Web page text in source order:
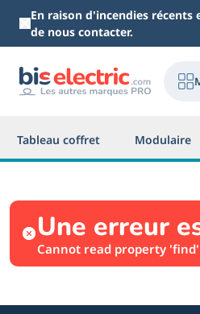
Aller au contenu principal
En raison d'incendies
de nous contacter.
Tableau coffret Modulaire
Une erreur
Cannot read property